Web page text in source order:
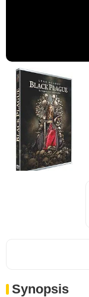
Synopsis